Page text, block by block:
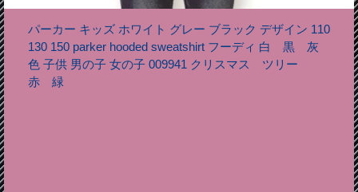
パーカー キッズ ホワイト グレー ブラック デザイン 110
130 150 parker hooded sweatshirt フーディ 白 黒 灰
色 子供 男の子 女の子 009941 クリスマス ツリー
赤 緑